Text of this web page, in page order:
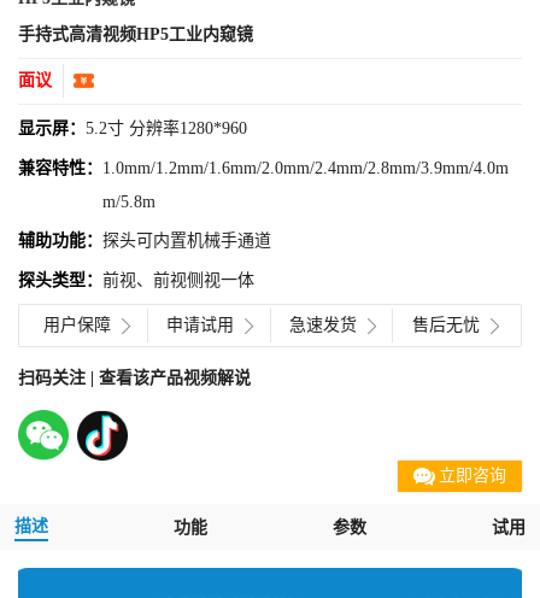
手持式高清视频HP5工业内窥镜
面议
显示屏： 5.2寸 分辨率1280*960
兼容特性： 1.0mm/1.2mm/1.6mm/2.0mm/2.4mm/2.8mm/3.9mm/4.0m
m/5.8m
辅助功能： 探头可内置机械手通道
探头类型： 前视、前视侧视一体
用户保障 申请试用 急速发货 售后无忧
扫码关注 | 查看该产品视频解说
立即咨询
描述 功能 参数 试用